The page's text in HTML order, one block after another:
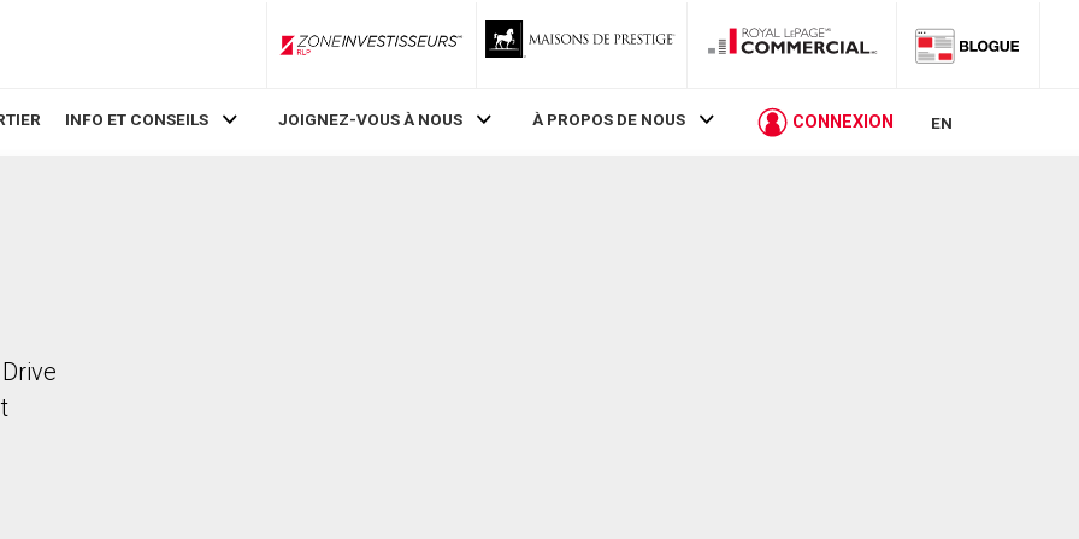
ZoneInvestisseurs RLP
INFO ET CONSEILS JOIGNEZ-VOUS À NOUS À PROPOS DE NOUS CONNEXION EN